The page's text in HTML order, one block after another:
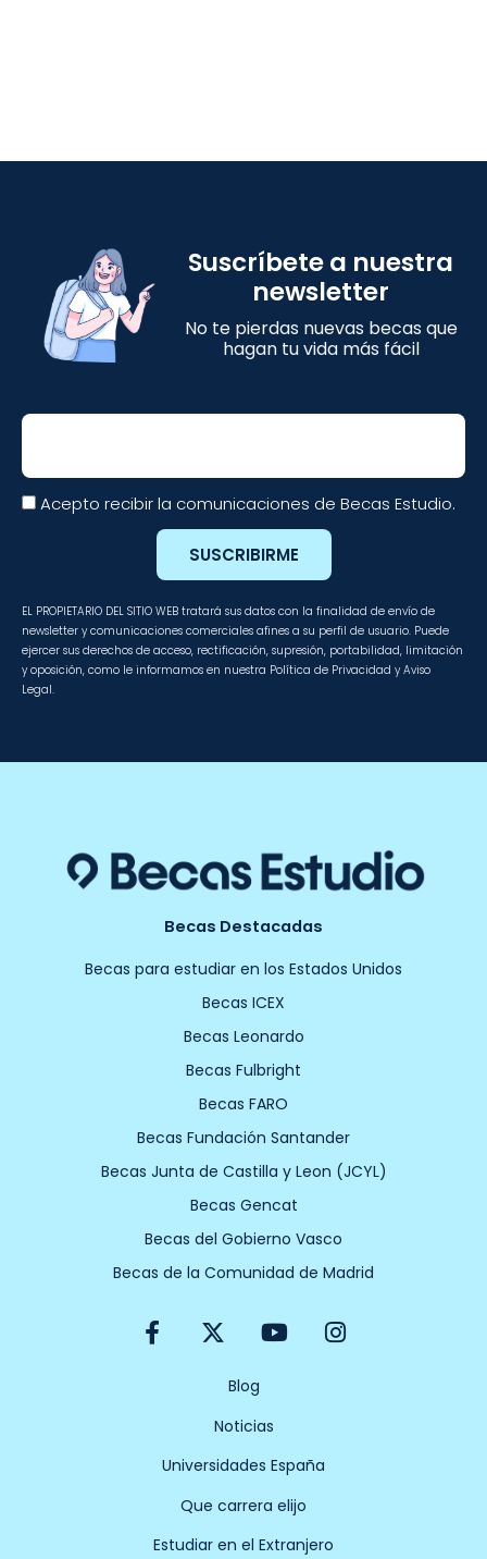
Suscríbete a nuestra
newsletter
No te pierdas nuevas becas que
hagan tu vida más fácil
Email
Acepto recibir la comunicaciones de Becas Estudio.
SUSCRIBIRME
EL PROPIETARIO DEL SITIO WEB tratará sus datos con la finalidad de envío de
newsletter y comunicaciones comerciales afines a su perfil de usuario. Puede
ejercer sus derechos de acceso, rectificación, supresión, portabilidad, limitación
y oposición, como le informamos en nuestra Política de Privacidad y Aviso
Legal.
Becas Destacadas
Becas para estudiar en los Estados Unidos
Becas ICEX
Becas Leonardo
Becas Fulbright
Becas FARO
Becas Fundación Santander
Becas Junta de Castilla y Leon (JCYL)
Becas Gencat
Becas del Gobierno Vasco
Becas de la Comunidad de Madrid
F
a
o
f
X
-
w
i
t
t
r
Y
o
u
b
e
I
n
Blog
Noticias
Universidades España
Que carrera elijo
Estudiar en el Extranjero